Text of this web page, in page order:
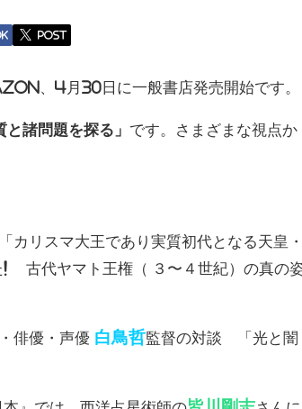
post
、4月30日に一般書店発売開始です。
と諸問題を探る」 です。さまざまな視点か
リスマ大王であり実質初代となる天皇
! 古代ヤマト王権（ ３〜４世紀）の真の
俳優・声優 白鳥哲監督の対談 「光と闇